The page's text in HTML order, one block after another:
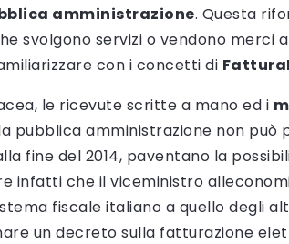
amministrazione. Questa
svolgono servizi o vendono merci
con i concetti di
le ricevute scritte a mano ed i
pubblica amministrazione non può
fine del 2014, paventano la
infatti che il viceministro
fiscale italiano a quello degli
un decreto sulla fatturazione